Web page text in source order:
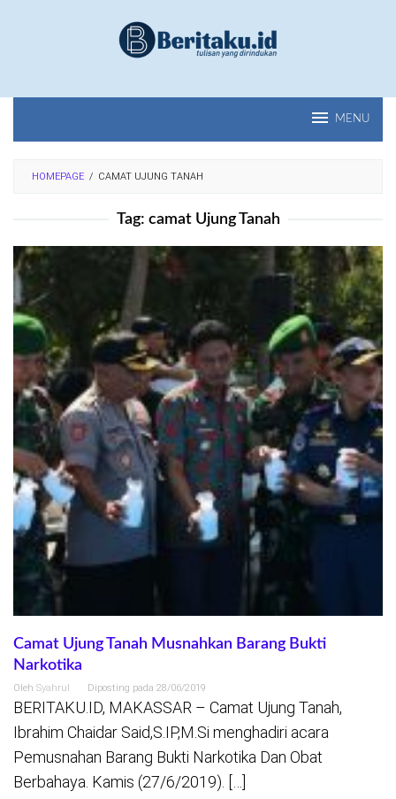
MENU
HOMEPAGE / CAMAT UJUNG TANAH
Tag: camat Ujung Tanah
Camat Ujung Tanah Musnahkan Barang Bukti
Narkotika
Oleh Syahrul Diposting pada 28/06/2019
BERITAKU.ID, MAKASSAR – Camat Ujung Tanah,
Ibrahim Chaidar Said,S.IP,M.Si menghadiri acara
Pemusnahan Barang Bukti Narkotika Dan Obat
Berbahaya. Kamis (27/6/2019). […]